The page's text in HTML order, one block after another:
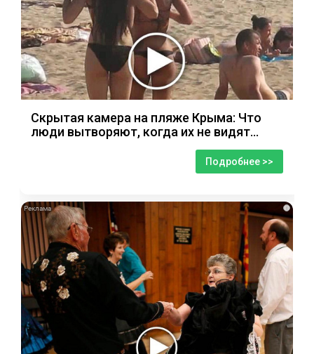
Скрытая камера на пляже Крыма: Что
люди вытворяют, когда их не видят...
Подробнее >>
i